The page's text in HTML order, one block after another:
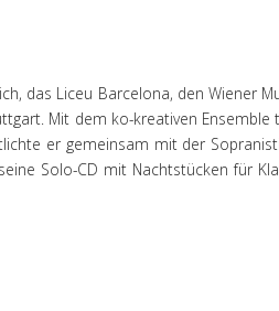
das Liceu Barcelona, den Wiener
Mit dem ko-kreativen Ensemble
er gemeinsam mit der
Solo-CD mit Nachtstücken für